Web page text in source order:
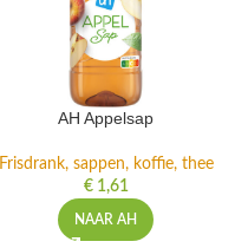
AH Appelsap
Frisdrank, sappen, koffie, thee
€1,61
NAAR AH